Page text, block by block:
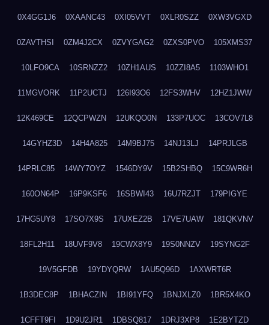
0X4GG1J6 0XAANC43 0XI05VVT 0XLR0SZZ 0XW3VGXD
0ZAVTHSI 0ZM4J2CX 0ZVYGAG2 0ZXS0PVO 105XMS37
10LFO9CA 10SRNZZ2 10ZH1AUS 10ZZI8A5 1103WHO1
11MGVORK 11P2UCTJ 126I93O6 12FS3WHV 12HZ1JWW
12K469CE 12QCPWZN 12UKQO0N 133P7UOC 13COV7L8
14GYHZ3D 14H4A825 14M9BJ75 14NJ13LJ 14PRJLGB
14PRLC85 14WY7OYZ 1546DY9V 15B2SHBQ 15C9WR6H
160ON64P 16P9KSF6 16SBWI43 16U7RZJT 179PIGYE
17HG5UY8 17SO7X9S 17UXEZ2B 17VE7UAW 181QKVNV
18FL2H11 18UVF9V8 19CWX8Y9 19S0NNZV 19SYNG2F
19V5GFDB 19YDYQRW 1AU5Q96D 1AXWRT6R
1B3DEC8P 1BHACZIN 1BI91YFQ 1BNJXLZ0 1BR5X4KO
1CFFT9FI 1D9U2JR1 1DBSQ817 1DRJ3XP8 1E2BYTZD